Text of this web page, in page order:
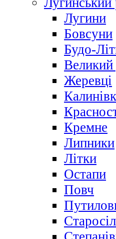
Лугини
Бовсуни
Будо-
Жеревці
Кремне
Липники
Літки
Остапи
Повч